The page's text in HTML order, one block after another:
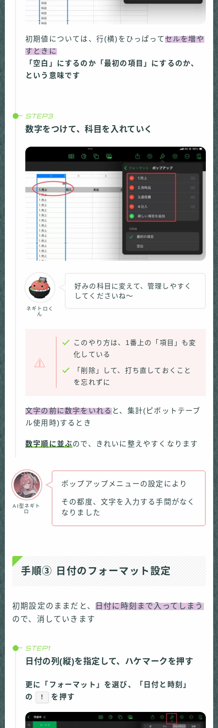
初期値については、行(横)をひっぱって セルを増や
すときに
「空白」にするのか「最初の項目」にするのか、
という意味です
数字をつけて、科目を入れていく
ネギトロく
ん
好みの科目に変えて、管理しやすく
してくださいね〜
このやり方は、1番上の「項目」も変
化している
「削除」して、打ち直しておくこと
を忘れずに
文字の前に数字をいれる と、集計(ピボットテーブ
ル使用時)するとき
数字順に並ぶので、きれいに整えやすくなります
AI型ネギト
ロ
ポップアップメニューの設定により
その都度、文字を入力する手間がなく
なりました
手順③ 日付のフォーマット設定
初期設定のままだと、
日付に時刻まで入ってしまう
ので、消していきます
日付の列(縦)を指定して、ハケマークを押す
更に「フォーマット」を選び、「日付と時刻」
の
！ を押す